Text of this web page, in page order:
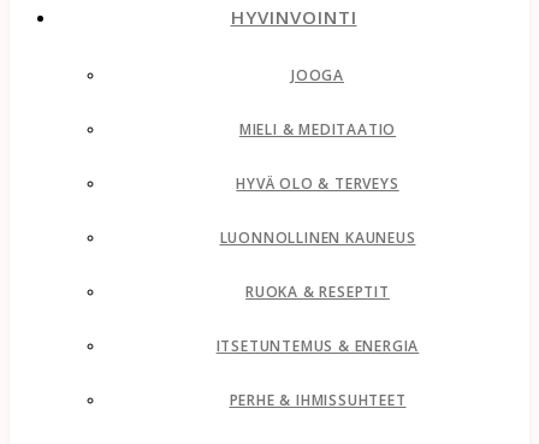
HYVINVOINTI
JOOGA
MIELI & MEDITAATIO
HYVÄ OLO & TERVEYS
LUONNOLLINEN KAUNEUS
RUOKA & RESEPTIT
ITSETUNTEMUS & ENERGIA
PERHE & IHMISSUHTEET